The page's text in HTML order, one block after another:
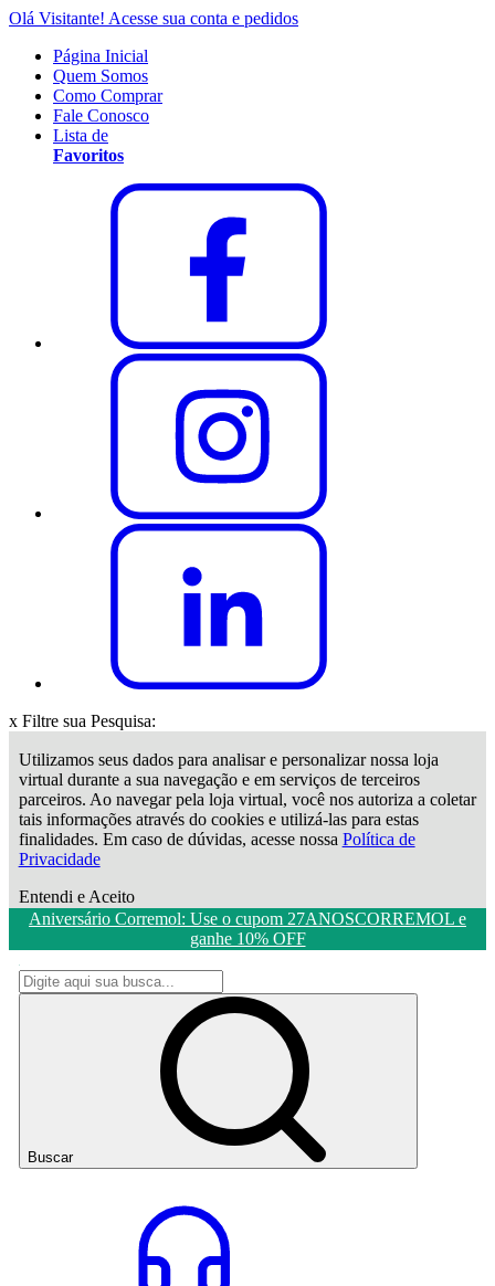
Olá Visitante! Acesse sua conta e pedidos
Página Inicial
Quem Somos
Como Comprar
Fale Conosco
Lista de
Favoritos
x Filtre sua Pesquisa:
Utilizamos seus dados para analisar e personalizar nossa loja
virtual durante a sua navegação e em serviços de terceiros
parceiros. Ao navegar pela loja virtual, você nos autoriza a coletar
tais informações através do cookies e utilizá-las para estas
finalidades. Em caso de dúvidas, acesse nossa Política de
Privacidade
Entendi e Aceito
Aniversário Corremol: Use o cupom 27ANOSCORREMOL e
ganhe 10% OFF
Buscar